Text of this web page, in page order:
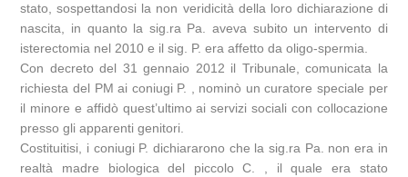
stato, sospettandosi la non veridicità della loro dichiarazione di
nascita, in quanto la sig.ra Pa. aveva subito un intervento di
isterectomia nel 2010 e il sig. P. era affetto da oligo-spermia.
Con decreto del 31 gennaio 2012 il Tribunale, comunicata la
richiesta del PM ai coniugi P. , nominò un curatore speciale per
il minore e affidò quest’ultimo ai servizi sociali con collocazione
presso gli apparenti genitori.
Costituitisi, i coniugi P. dichiararono che la sig.ra Pa. non era in
realtà madre biologica del piccolo C. , il quale era stato